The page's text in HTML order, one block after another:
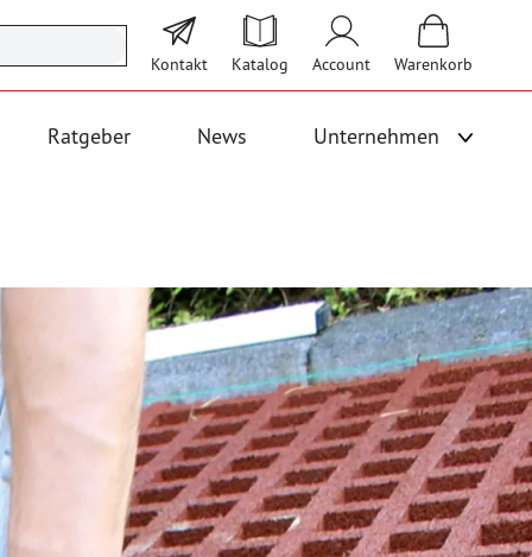
Kontakt Katalog Account Warenkorb
anzeigen
Ratgeber News Unternehmen